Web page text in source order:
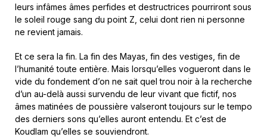
leurs infâmes âmes perfides et destructrices pourriront sous
le soleil rouge sang du point Z, celui dont rien ni personne
ne revient jamais.
Et ce sera la fin. La fin des Mayas, fin des vestiges, fin de
l’humanité toute entière. Mais lorsqu’elles vogueront dans le
vide du fondement d’on ne sait quel trou noir à la recherche
d’un au-delà aussi survendu de leur vivant que fictif, nos
âmes matinées de poussière valseront toujours sur le tempo
des derniers sons qu’elles auront entendu. Et c’est de
Koudlam qu’elles se souviendront.